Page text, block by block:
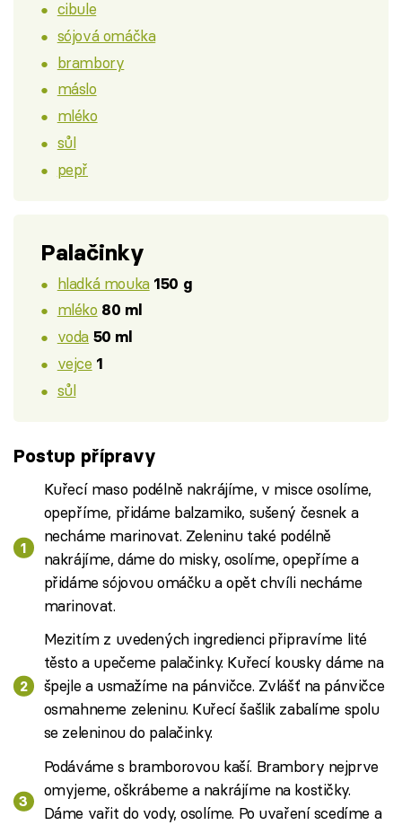
cibule
sójová omáčka
brambory
máslo
mléko
sůl
pepř
Palačinky
hladká mouka 150 g
mléko 80 ml
voda 50 ml
vejce 1
sůl
Postup přípravy
Kuřecí maso podélně nakrájíme, v misce osolíme,
opepříme, přidáme balzamiko, sušený česnek a
necháme marinovat. Zeleninu také podélně
nakrájíme, dáme do misky, osolíme, opepříme a
přidáme sójovou omáčku a opět chvíli necháme
marinovat.
Mezitím z uvedených ingredienci připravíme lité
těsto a upečeme palačinky. Kuřecí kousky dáme na
špejle a usmažíme na pánvičce. Zvlášť na pánvičce
osmahneme zeleninu. Kuřecí šašlik zabalíme spolu
se zeleninou do palačinky.
Podáváme s bramborovou kaší. Brambory nejprve
omyjeme, oškrábeme a nakrájíme na kostičky.
Dáme vařit do vody, osolíme. Po uvaření scedíme a